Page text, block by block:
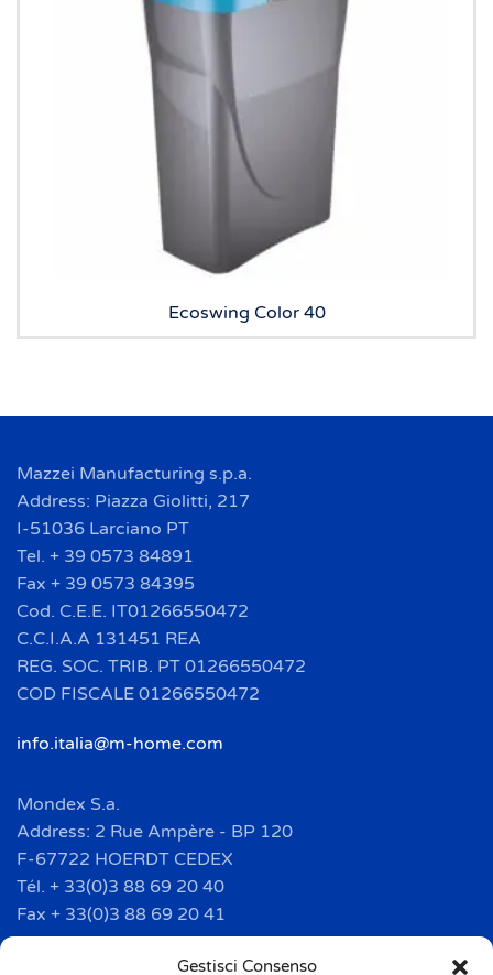
Gestisci Consenso
Ecoswing Color 40
Mazzei Manufacturing s.p.a.
Address: Piazza Giolitti, 217
I-51036 Larciano PT
Tel. + 39 0573 84891
Fax + 39 0573 84395
Cod. C.E.E. IT01266550472
C.C.I.A.A 131451 REA
REG. SOC. TRIB. PT 01266550472
COD FISCALE 01266550472
info.italia@m-home.com
Mondex S.a.
Address: 2 Rue Ampère - BP 120
F-67722 HOERDT CEDEX
Tél. + 33(0)3 88 69 20 40
Fax + 33(0)3 88 69 20 41
info.france@m-home.com